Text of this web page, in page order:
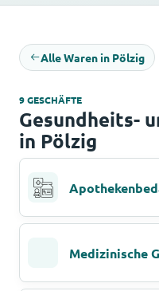
Alle Waren in Pölzig
9 GESCHÄFTE
Gesundheits-
in Pölzig
Medizinische